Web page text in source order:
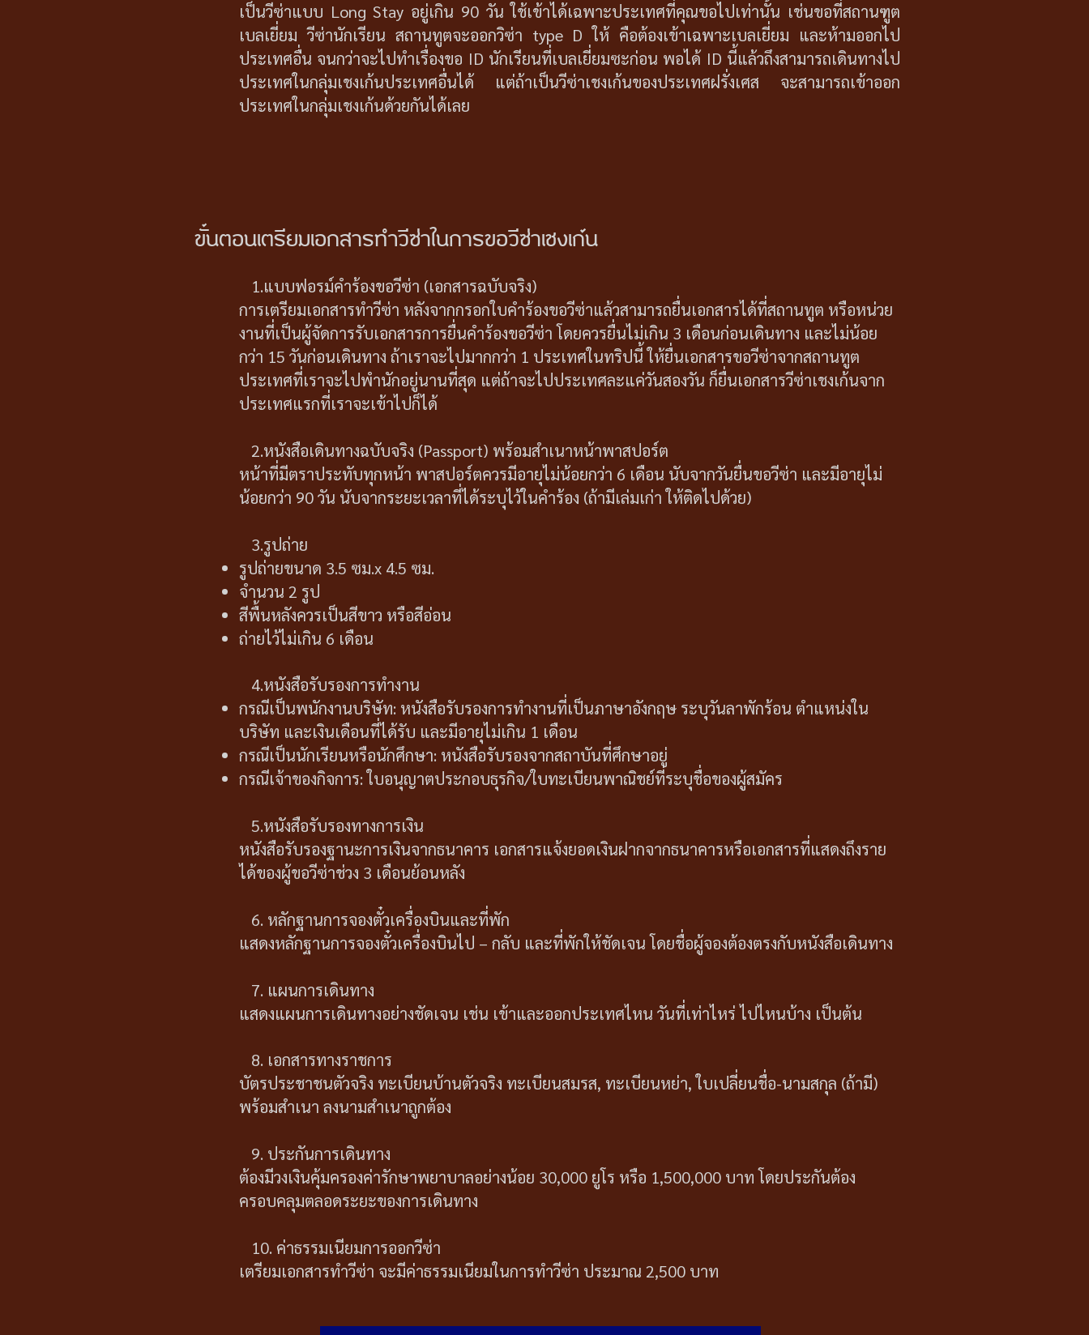
เป็นวีซ่าแบบ Long Stay อยู่เกิน 90 วัน ใช้เข้าได้เฉพาะประเทศที่คุณขอไปเท่านั้น เช่นขอที่สถานฑูต
เบลเยี่ยม วีซ่านักเรียน สถานทูตจะออกวิซ่า type D ให้ คือต้องเข้าเฉพาะเบลเยี่ยม และห้ามออกไป
ประเทศอื่น จนกว่าจะไปทำเรื่องขอ ID นักเรียนที่เบลเยี่ยมซะก่อน พอได้ ID นี้แล้วถึงสามารถเดินทางไป
ประเทศในกลุ่มเชงเก้นประเทศอื่นได้ แต่ถ้าเป็นวีซ่าเชงเก้นของประเทศฝรั่งเศส จะสามารถเข้าออก
ประเทศในกลุ่มเชงเก้นด้วยกันได้เลย
ขั้นตอนเตรียมเอกสารทำวีซ่าในการขอวีซ่าเชงเก้น
1.แบบฟอรม์คำร้องขอวีซ่า (เอกสารฉบับจริง)
การเตรียมเอกสารทำวีซ่า หลังจากกรอกใบคำร้องขอวีซ่าแล้วสามารถยื่นเอกสารได้ที่สถานทูต หรือหน่วย
งานที่เป็นผู้จัดการรับเอกสารการยื่นคำร้องขอวีซ่า โดยควรยื่นไม่เกิน 3 เดือนก่อนเดินทาง และไม่น้อย
กว่า 15 วันก่อนเดินทาง ถ้าเราจะไปมากกว่า 1 ประเทศในทริปนี้ ให้ยื่นเอกสารขอวีซ่าจากสถานทูต
ประเทศที่เราจะไปพำนักอยู่นานที่สุด แต่ถ้าจะไปประเทศละแค่วันสองวัน ก็ยื่นเอกสารวีซ่าเชงเก้นจาก
ประเทศแรกที่เราจะเข้าไปก็ได้
2.หนังสือเดินทางฉบับจริง (Passport) พร้อมสำเนาหน้าพาสปอร์ต
หน้าที่มีตราประทับทุกหน้า พาสปอร์ตควรมีอายุไม่น้อยกว่า 6 เดือน นับจากวันยื่นขอวีซ่า และมีอายุไม่
น้อยกว่า 90 วัน นับจากระยะเวลาที่ได้ระบุไว้ในคำร้อง (ถ้ามีเล่มเก่า ให้ติดไปด้วย)
3.รูปถ่าย
รูปถ่ายขนาด 3.5 ซม.x 4.5 ซม.
จำนวน 2 รูป
สีพื้นหลังควรเป็นสีขาว หรือสีอ่อน
ถ่ายไว้ไม่เกิน 6 เดือน
4.หนังสือรับรองการทำงาน
กรณีเป็นพนักงานบริษัท: หนังสือรับรองการทำงานที่เป็นภาษาอังกฤษ ระบุวันลาพักร้อน ตำแหน่งใน
บริษัท และเงินเดือนที่ได้รับ และมีอายุไม่เกิน 1 เดือน
กรณีเป็นนักเรียนหรือนักศึกษา: หนังสือรับรองจากสถาบันที่ศึกษาอยู่
กรณีเจ้าของกิจการ: ใบอนุญาตประกอบธุรกิจ/ใบทะเบียนพาณิชย์ที่ระบุชื่อของผู้สมัคร
5.หนังสือรับรองทางการเงิน
หนังสือรับรองฐานะการเงินจากธนาคาร เอกสารแจ้งยอดเงินฝากจากธนาคารหรือเอกสารที่แสดงถึงราย
ได้ของผู้ขอวีซ่าช่วง 3 เดือนย้อนหลัง
6. หลักฐานการจองตั๋วเครื่องบินและที่พัก
แสดงหลักฐานการจองตั๋วเครื่องบินไป – กลับ และที่พักให้ชัดเจน โดยชื่อผู้จองต้องตรงกับหนังสือเดินทาง
7. แผนการเดินทาง
แสดงแผนการเดินทางอย่างชัดเจน เช่น เข้าและออกประเทศไหน วันที่เท่าไหร่ ไปไหนบ้าง เป็นต้น
8. เอกสารทางราชการ
บัตรประชาชนตัวจริง ทะเบียนบ้านตัวจริง ทะเบียนสมรส, ทะเบียนหย่า, ใบเปลี่ยนชื่อ-นามสกุล (ถ้ามี)
พร้อมสำเนา ลงนามสำเนาถูกต้อง
9. ประกันการเดินทาง
ต้องมีวงเงินคุ้มครองค่ารักษาพยาบาลอย่างน้อย 30,000 ยูโร หรือ 1,500,000 บาท โดยประกันต้อง
ครอบคลุมตลอดระยะของการเดินทาง
10. ค่าธรรมเนียมการออกวีซ่า
เตรียมเอกสารทำวีซ่า จะมีค่าธรรมเนียมในการทำวีซ่า ประมาณ 2,500 บาท